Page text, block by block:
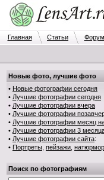
Главная Статьи
Новые фото, лучшие фото
• Новые фотографии сегодня
• Лучшие фотографии сегодня
• Лучшие фотографии вчера
• Лучшие фотографии
• Лучшие фотографии месяц
• Лучшие фотографии 3
• Лучшие фотографии сайта:
• Портреты пейзажи
Поиск по фотографиям